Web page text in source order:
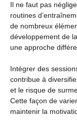
Il ne faut pas
routines
de nombreux
développement de
une approche
Intégrer des
contribue à
et le risque de
Cette façon de
maintenir la